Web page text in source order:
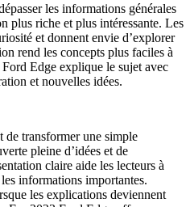
les informations générales
plus riche et plus intéressante. Les
et donnent envie d’explorer
rend les concepts plus faciles à
Edge explique le sujet avec
et nouvelles idées.
de transformer une simple
pleine d’idées et de
claire aide les lecteurs à
informations importantes.
les explications deviennent